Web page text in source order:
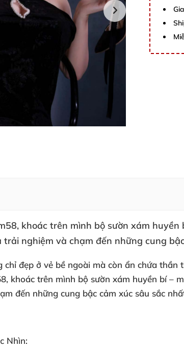
khoác trên mình bộ sườn xám
nghiệm và chạm đến những cung
đẹp ở vẻ bề ngoài mà còn ẩn chứa
khoác trên mình bộ sườn xám huyền bí –
đến những cung bậc cảm xúc sâu sắc
Nhìn: